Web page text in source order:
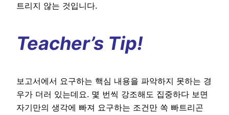
트리지 않는 것입니다.
Teacher’s Tip!
보고서에서 요구하는 핵심 내용을 파악하지 못하는 경
우가 더러 있는데요. 몇 번씩 강조해도 집중하다 보면
자기만의 생각에 빠져 요구하는 조건만 쏙 빠트리곤